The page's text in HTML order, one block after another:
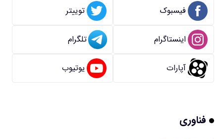
فیسبوک توییتر
اینستاگرام تلگرام
آپارات یوتیوب
فناوری